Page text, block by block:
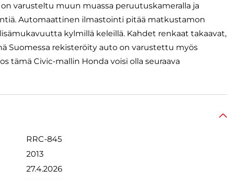
varusteltu muun muassa peruutuskameralla ja
Automaattinen ilmastointi pitää matkustamon
kylmillä keleillä. Kahdet renkaat takaavat,
Suomessa rekisteröity auto on varustettu myös
tämä Civic-mallin Honda voisi olla seuraava
RRC-845
2013
27.4.2026